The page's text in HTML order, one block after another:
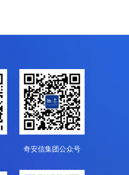
奇安信集团公众号